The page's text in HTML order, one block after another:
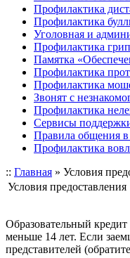
Профилактика
Профилактика
Уголовная и
Профилактика
Памятка
Профилактика
Профилактика
Звонят с
Профилактика
Сервисы
Правила общения
Профилактика
:: Главная » Условия
Условия предоставления
Образовательный
меньше 14 лет. Если
представителей